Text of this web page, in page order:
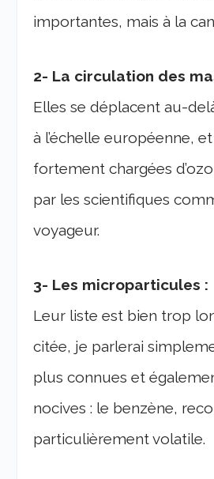
importantes, mais à la
2- La circulation des
Elles se déplacent au-
à l’échelle européenne,
fortement chargées
par les scientifiques
voyageur.
3- Les microparticules :
Leur liste est bien trop
citée, je parlerai
plus connues et
nocives : le benzène,
particulièrement volatile.